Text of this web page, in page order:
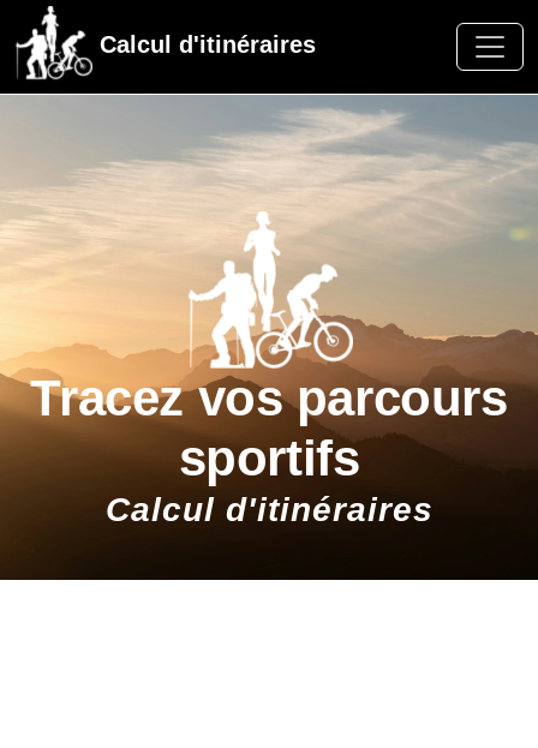
Calcul d'itinéraires
Tracez vos parcours
sportifs
Calcul d'itinéraires